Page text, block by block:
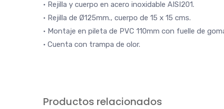
• Rejilla y cuerpo en acero inoxidable AISI201.
• Rejilla de Ø125mm., cuerpo de 15 x 15 cms.
• Montaje en pileta de PVC 110mm con fuelle de
• Cuenta con trampa de olor.
Productos relacionados